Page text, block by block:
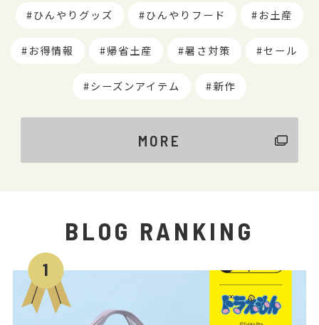
ひんやりグッズ ひんやりフード お土産
お得情報 帰省土産 暑さ対策 セール
シーズンアイテム 新作
MORE
BLOG RANKING